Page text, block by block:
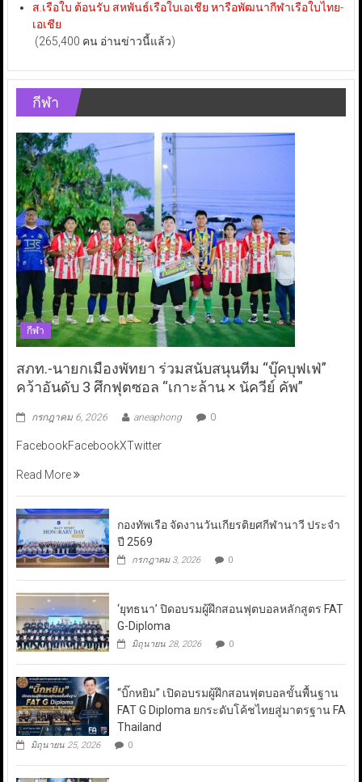
ส.เรือใบ ต้อนรับ สหพันธ์เรือใบเอเชีย หารือพัฒนากีฬาเรือใบไทย-
เอเชีย
(265,400 คน อ่านข่าวนี้แล้ว)
กีฬา
กีฬา
สภท.-นายกเมืองพัทยา ร่วมสนับสนุนทีม “บุ๊คบุฟเฟ่”
คว้าอันดับ 3 ศึกฟุตซอล “เกาะล้าน × นัควีย์ คัพ”
กรกฎาคม 6, 2026 aneaphong 0
FacebookFacebookXTwitter
Read More
กองทัพเรือ จัดงานวันเกียรติยศกีฬานาวี ประจำ
ปี 2569
กรกฎาคม 3, 2026 0
‘ยุทธนา’ ปิดอบรมผู้ฝึกสอนฟุตบอลหลักสูตร FAT
G-Diploma
มิถุนายน 28, 2026 0
“บิ๊กหยิม” เปิดอบรมผู้ฝึกสอนฟุตบอลขั้นพื้นฐาน
FAT G Diploma ยกระดับโค้ชไทยสู่มาตรฐาน FA
Thailand
มิถุนายน 25, 2026 0